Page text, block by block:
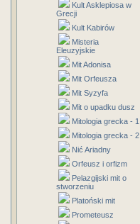
Kult Asklepiosa w
Grecji
Kult Kabirów
Misteria
Eleuzyjskie
Mit Adonisa
Mit Orfeusza
Mit Syzyfa
Mit o upadku dusz
Mitologia grecka - 1
Mitologia grecka - 2
Nić Ariadny
Orfeusz i orfizm
Pelazgijski mit o
stworzeniu
Platoński mit
Prometeusz